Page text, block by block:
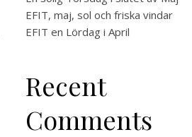
EFIT, maj, sol och friska vindar
EFIT en Lördag i April
Recent
Comments